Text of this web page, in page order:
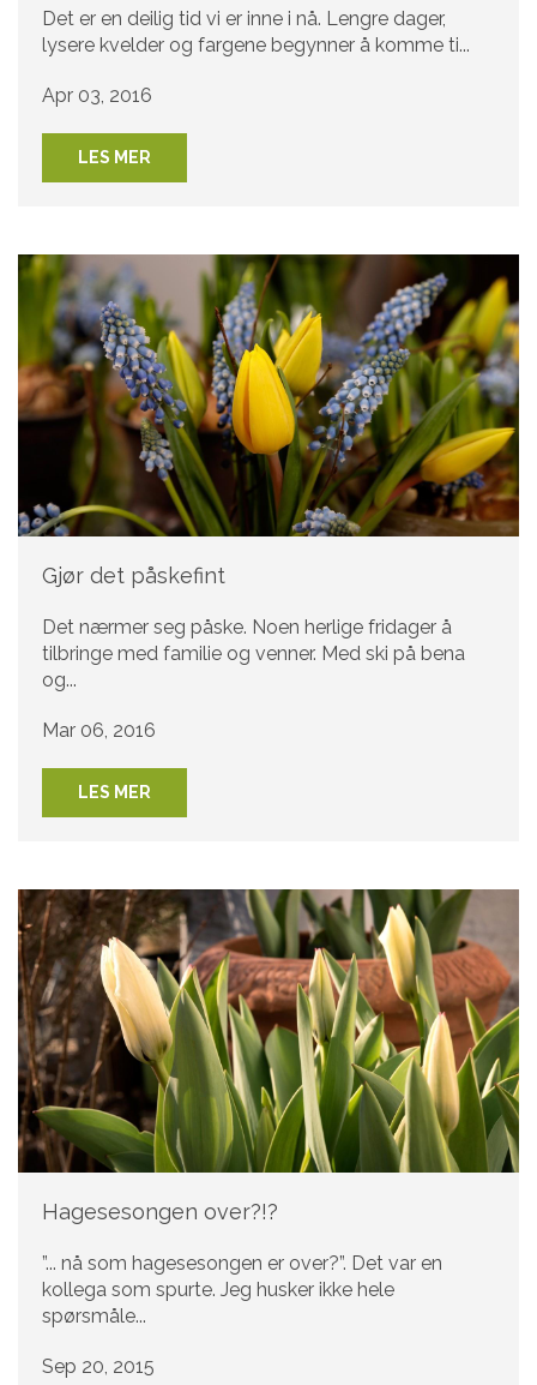
Det er en deilig tid vi er inne i nå. Lengre dager,
lysere kvelder og fargene begynner å komme ti...
Apr 03, 2016
LES MER
Gjør det påskefint
Det nærmer seg påske. Noen herlige fridager å
tilbringe med familie og venner. Med ski på bena
og...
Mar 06, 2016
LES MER
Hagesesongen over?!?
”... nå som hagesesongen er over?”. Det var en
kollega som spurte. Jeg husker ikke hele
spørsmåle...
Sep 20, 2015